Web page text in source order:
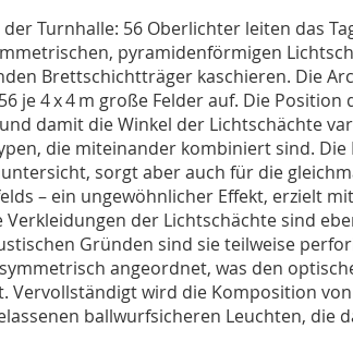
Turnhalle: 56 Oberlichter leiten das
pyramidenförmigen
Brettschichtträger kaschieren. Die
je 4 x 4 m große Felder auf. Die
damit die Winkel der Lichtschächte
die miteinander kombiniert sind.
sorgt aber auch für die
– ein ungewöhnlicher Effekt, erzielt mit
der Lichtschächte sind
Gründen sind sie teilweise
angeordnet, was den
Vervollständigt wird die Komposition
ballwurfsicheren Leuchten, die